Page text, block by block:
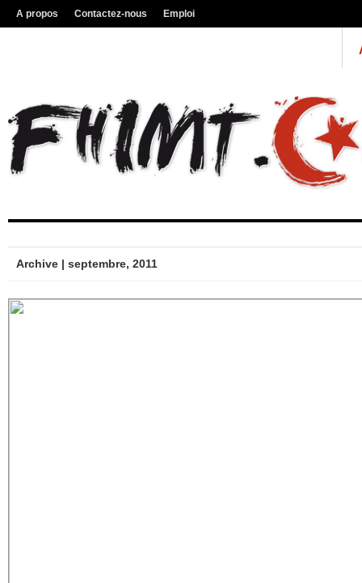
A propos Contactez-nous Emploi
Archive | septembre, 2011